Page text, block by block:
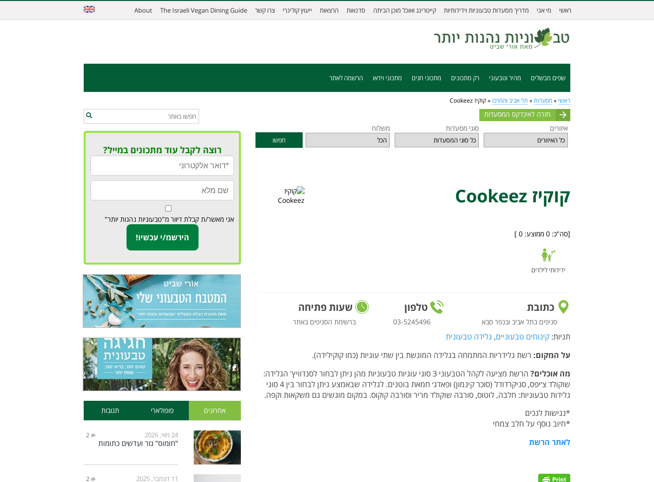
ראשי מי אני מדריך מסעדות טבעוניות וידידותיות קייטרינג ואוכל מוכן הביתה סדנאות הרצאות ייעוץ קולינרי צרו קשר The Israeli Vegan Dining Guide
About
שפים מבשלים מהיר וטבעוני רק מתכונים מתכוני חגים מתכוני וידאו הרשמה לאתר
ראשי » מסעדות » תל אביב והמרכז » קוקיז Cookeez
חזרה לאינדקס המסעדות
איזורים
סוגי מסעדות משלוח
חפשו
קוקיז Cookeez
[סה"כ: 0 ממוצע: 0
]
ידידותי לילדים
כתובת
סניפים בתל אביב ובכפר סבא
טלפון
03-5245496
שעות פתיחה
ברשימת הסניפים באתר
תגיות: קינוחים טבעוניים, גלידה טבעונית
על המקום: רשת גלידריות המתמחה בגלידה המוגשת בין שתי עוגיות (כמו קוקילידה).
מה אוכלים?
הרשת מציעה לקהל הטבעוני 3 סוגי עוגיות טבעוניות מהן ניתן לבחור לסנדוויץ' הגלידה:
שוקולד צ׳יפס, סניקרדודל (סוכר קינמון) ופאדג׳ חמאת בוטנים. לגלידה שבאמצע ניתן לבחור בין 4 סוגי
גלידות טבעוניות: חלבה, לוטוס, סורבה שוקולד מריר וסורבה קוקוס. במקום מוגשים גם משקאות וקפה.
*נגישות לנכים
*חיוב נוסף על חלב צמחי
לאתר הרשת
רוצה לקבל עוד מתכונים במייל?
אני מאשר/ת קבלת דיוור מ"טבעוניות נהנות יותר"
אחרונים פופולארי תגובות
24 מאי, 2026 2
"חומוס" גזר ועדשים כתומות
11 דצמבר, 2025 2